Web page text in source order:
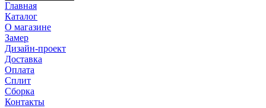
Главная
Каталог
О магазине
Замер
Дизайн-проект
Доставка
Оплата
Сплит
Сборка
Контакты